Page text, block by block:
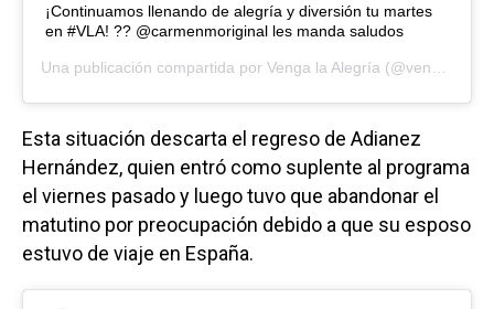
¡Continuamos llenando de alegría y diversión tu martes
en #VLA! ?? @carmenmoriginal les manda saludos
Una publicación compartida por Venga la Alegría (@vengalaalegriatva) el
Esta situación descarta el regreso de Adianez
Hernández, quien entró como suplente al programa
el viernes pasado y luego tuvo que abandonar el
matutino por preocupación debido a que su esposo
estuvo de viaje en España.